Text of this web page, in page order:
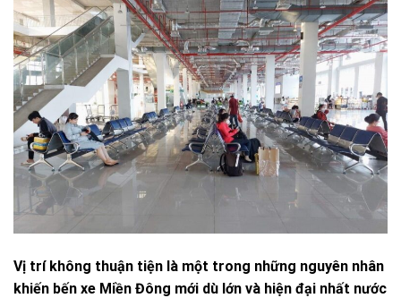
Vị trí không thuận tiện là một trong những nguyên nhân
khiến bến xe Miền Đông mới dù lớn và hiện đại nhất nước